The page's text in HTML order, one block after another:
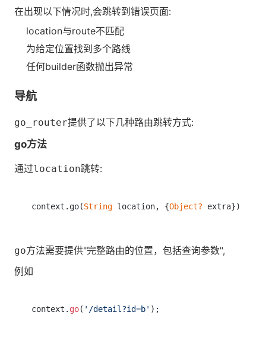
在出现以下情况时,会跳转到错误页面:
location与route不匹配
为给定位置找到多个路线
任何builder函数抛出异常
导航
go_router提供了以下几种路由跳转方式:
go方法
通过location跳转:
context.go(String location, {Object?
go方法需要提供"完整路由的位置，包括查询参数",
例如
context. go( '/detail?id=b'